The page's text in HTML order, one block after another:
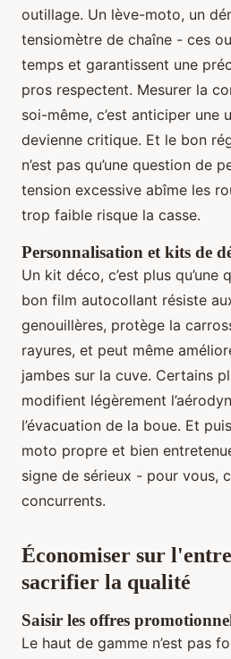
outillage. Un lève-moto, un
tensiomètre de chaîne - ces
temps et garantissent une
pros respectent. Mesurer la
soi-même, c’est anticiper une
devienne critique. Et le bon
n’est pas qu’une question de
tension excessive abîme les
trop faible risque la casse.
Personnalisation et kits de
Un kit déco, c’est plus qu’une
bon film autocollant résiste
genouillères, protège la
rayures, et peut même
jambes sur la cuve. Certains
modifient légèrement
l’évacuation de la boue. Et
moto propre et bien
signe de sérieux - pour vous,
concurrents.
Économiser sur
sacrifier la qualité
Saisir les offres
Le haut de gamme n’est pas